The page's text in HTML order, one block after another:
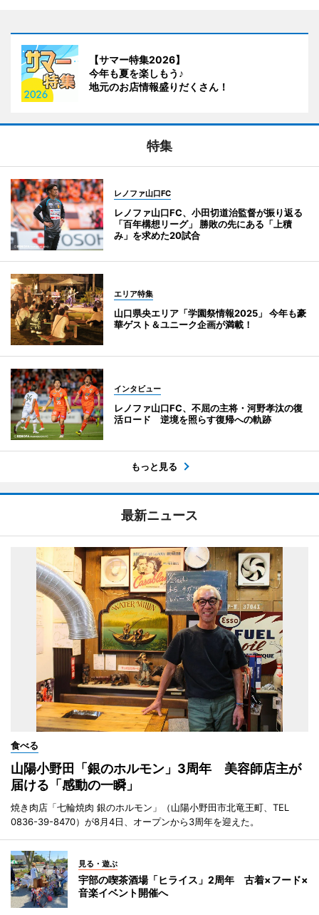
【サマー特集2026】
今年も夏を楽しもう♪
地元のお店情報盛りだくさん！
特集
レノファ山口FC
レノファ山口FC、小田切道治監督が振り返る
「百年構想リーグ」 勝敗の先にある「上積
み」を求めた20試合
エリア特集
山口県央エリア「学園祭情報2025」 今年も豪
華ゲスト＆ユニーク企画が満載！
インタビュー
レノファ山口FC、不屈の主将・河野孝汰の復
活ロード 逆境を照らす復帰への軌跡
もっと見る
最新ニュース
食べる
山陽小野田「銀のホルモン」3周年 美容師店主が
届ける「感動の一瞬」
焼き肉店「七輪焼肉 銀のホルモン」（山陽小野田市北竜王町、TEL
0836-39-8470）が8月4日、オープンから3周年を迎えた。
見る・遊ぶ
宇部の喫茶酒場「ヒライス」2周年 古着×フード×
音楽イベント開催へ